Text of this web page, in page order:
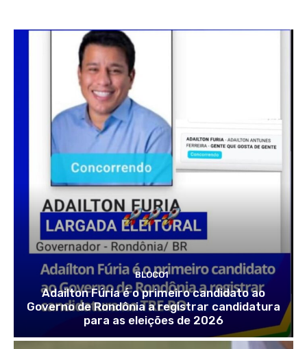
BLOCO1
Adailton Fúria é o primeiro candidato ao
Governo de Rondônia a registrar candidatura
para as eleições de 2026